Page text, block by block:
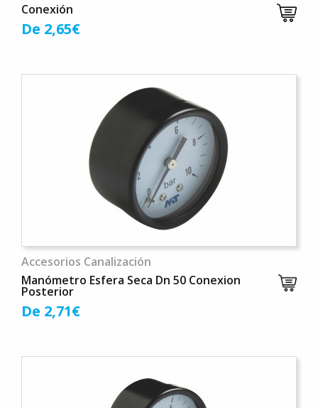
Conexión
De 2,65€
Accesorios Canalización
Manómetro Esfera Seca Dn 50 Conexion
Posterior
De 2,71€